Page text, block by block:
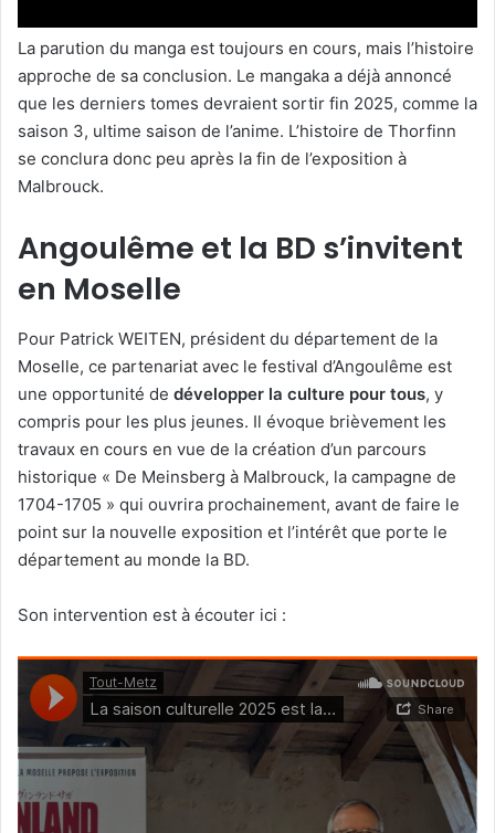
La parution du manga est toujours en cours, mais l’histoire
approche de sa conclusion. Le mangaka a déjà annoncé
que les derniers tomes devraient sortir fin 2025, comme la
saison 3, ultime saison de l’anime. L’histoire de Thorfinn
se conclura donc peu après la fin de l’exposition à
Malbrouck.
Angoulême et la BD s’invitent
en Moselle
Pour Patrick WEITEN, président du département de la
Moselle, ce partenariat avec le festival d’Angoulême est
une opportunité de développer la culture pour tous, y
compris pour les plus jeunes. Il évoque brièvement les
travaux en cours en vue de la création d’un parcours
historique « De Meinsberg à Malbrouck, la campagne de
1704-1705 » qui ouvrira prochainement, avant de faire le
point sur la nouvelle exposition et l’intérêt que porte le
département au monde la BD.
Son intervention est à écouter ici :